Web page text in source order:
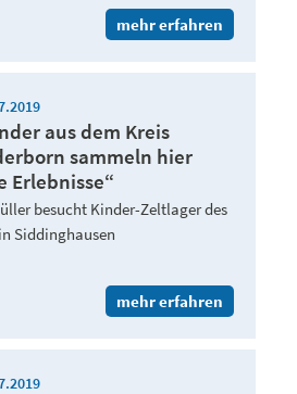
mehr erfahren
aus dem Kreis
sammeln hier
Erlebnisse“
besucht Kinder-Zeltlager des
Siddinghausen
mehr erfahren